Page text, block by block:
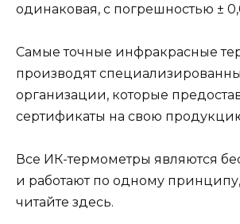
одинаковая, с погрешностью ±
Самые точные инфракрасные
производят
организации, которые
сертификаты на свою
Все ИК-термометры являются
и работают по одному
читайте здесь.